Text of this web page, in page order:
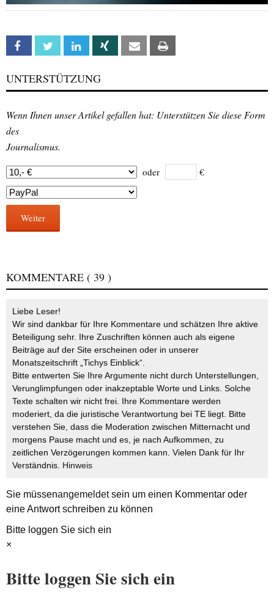
Facebook Twitter Linkedin Xing Email
UNTERSTÜTZUNG
Wenn Ihnen unser Artikel gefallen hat: Unterstützen Sie diese Form
des
Journalismus.
oder €
Weiter
KOMMENTARE ( 39 )
Liebe Leser!
Wir sind dankbar für Ihre Kommentare und schätzen Ihre aktive
Beteiligung sehr. Ihre Zuschriften können auch als eigene
Beiträge auf der Site erscheinen oder in unserer
Monatszeitschrift „Tichys Einblick“.
Bitte entwerten Sie Ihre Argumente nicht durch Unterstellungen,
Verunglimpfungen oder inakzeptable Worte und Links. Solche
Texte schalten wir nicht frei. Ihre Kommentare werden
moderiert, da die juristische Verantwortung bei TE liegt. Bitte
verstehen Sie, dass die Moderation zwischen Mitternacht und
morgens Pause macht und es, je nach Aufkommen, zu
zeitlichen Verzögerungen kommen kann. Vielen Dank für Ihr
Verständnis. Hinweis
Sie müssenangemeldetsein um einen Kommentar oder
eine Antwort schreiben zu können
Bitte loggen Sie sich ein
×
Bitte loggen Sie sich ein